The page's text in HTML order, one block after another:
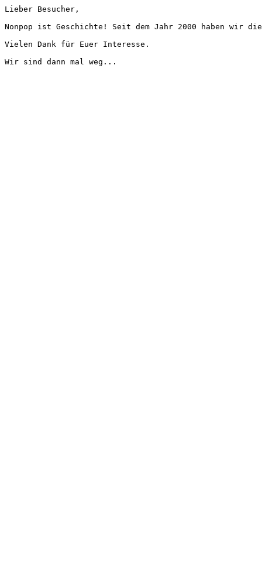
Lieber Besucher,
Nonpop ist Geschichte! Seit dem Jahr 2000 haben wir
Vielen Dank für Euer Interesse.
Wir sind dann mal weg...